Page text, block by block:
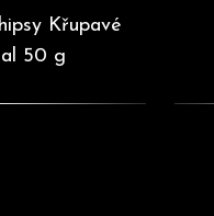
Křupavé
50 g